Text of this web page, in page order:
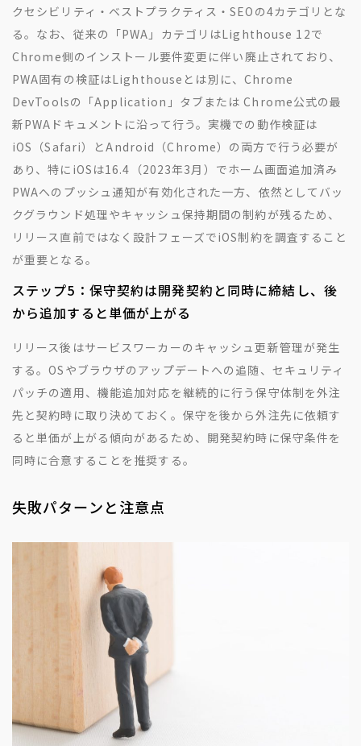
クセシビリティ・ベストプラクティス・SEOの4カテゴリとな
る。なお、従来の「PWA」カテゴリはLighthouse 12で
Chrome側のインストール要件変更に伴い廃止されており、
PWA固有の検証はLighthouseとは別に、Chrome
DevToolsの「Application」タブまたは Chrome公式の最
新PWAドキュメントに沿って行う。実機での動作検証は
iOS（Safari）とAndroid（Chrome）の両方で行う必要が
あり、特にiOSは16.4（2023年3月）でホーム画面追加済み
PWAへのプッシュ通知が有効化された一方、依然としてバッ
クグラウンド処理やキャッシュ保持期間の制約が残るため、
リリース直前ではなく設計フェーズでiOS制約を調査すること
が重要となる。
ステップ5：保守契約は開発契約と同時に締結し、後
から追加すると単価が上がる
リリース後はサービスワーカーのキャッシュ更新管理が発生
する。OSやブラウザのアップデートへの追随、セキュリティ
パッチの適用、機能追加対応を継続的に行う保守体制を外注
先と契約時に取り決めておく。保守を後から外注先に依頼す
ると単価が上がる傾向があるため、開発契約時に保守条件を
同時に合意することを推奨する。
失敗パターンと注意点